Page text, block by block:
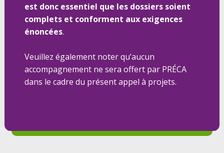
est donc essentiel que les dossiers soient
complets et conforment aux exigences
énoncées.
Veuillez également noter qu’aucun
accompagnement ne sera offert par PRÉCA
dans le cadre du présent appel à projets.